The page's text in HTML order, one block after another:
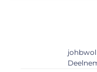
johbwol